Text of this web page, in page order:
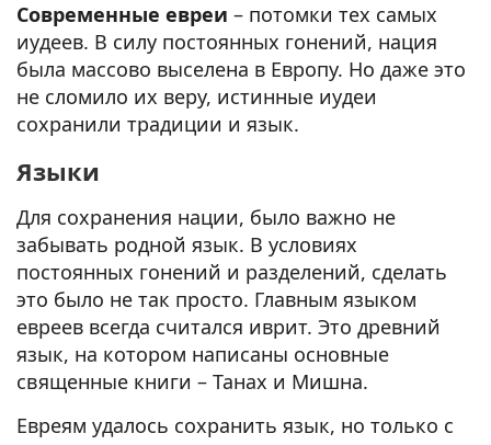
Современные евреи – потомки тех самых
иудеев. В силу постоянных гонений, нация
была массово выселена в Европу. Но даже это
не сломило их веру, истинные иудеи
сохранили традиции и язык.
Языки
Для сохранения нации, было важно не
забывать родной язык. В условиях
постоянных гонений и разделений, сделать
это было не так просто. Главным языком
евреев всегда считался иврит. Это древний
язык, на котором написаны основные
священные книги – Танах и Мишна.
Евреям удалось сохранить язык, но только с